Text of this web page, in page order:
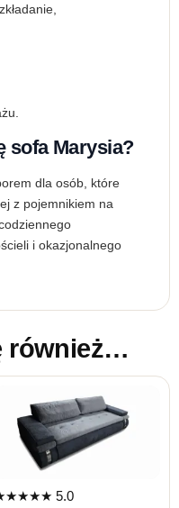
sofa Marysia?
dla osób, które
z pojemnikiem na
i okazjonalnego
również…
5.0